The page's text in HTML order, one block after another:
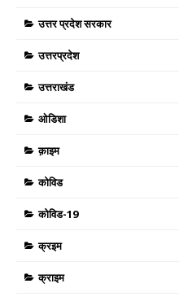
उत्तर प्रदेश सरकार
उत्तरप्रदेश
उत्तराखंड
ओडिशा
क़ाइम
कोविड
कोविड-19
क्रइम
क्राइम